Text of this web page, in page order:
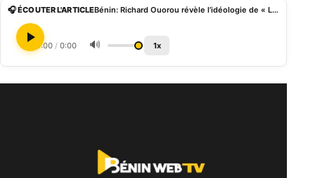
🎧 ÉCOUTER L'ARTICLE Bénin: Richard Ouorou révèle l’idéologie de « LIBERAL », son nouveau mouvement
0:00 / 0:00 🔊 1x